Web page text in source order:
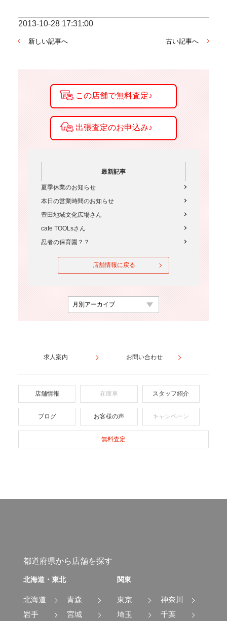
2013-10-28 17:31:00
新しい記事へ 古い記事へ
最新記事
夏季休業のお知らせ
本日の営業時間のお知らせ
豊田地域文化広場さん
cafe TOOLsさん
忍者の保育園？？
店舗情報に戻る
求人案内 お問い合わせ
店舗情報 在庫車 スタッフ紹介
ブログ お客様の声 キャンペーン
無料査定
都道府県から店舗を探す
北海道・東北
北海道
青森
岩手
宮城
関東
東京
神奈川
埼玉
千葉